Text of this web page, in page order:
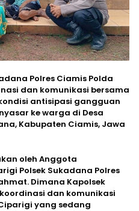
Polres Ciamis Polda
dan komunikasi bersama
antisipasi gangguan
ke warga di Desa
Kabupaten Ciamis, Jawa
oleh Anggota
Polsek Sukadana Polres
Dimana Kapolsek
dan komunikasi
yang sedang